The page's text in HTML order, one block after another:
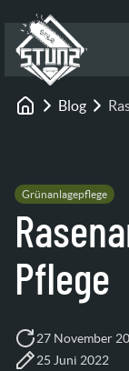
Startseite
Blog
Grünanlagepflege
Pflege
27 November
25 Juni 2022